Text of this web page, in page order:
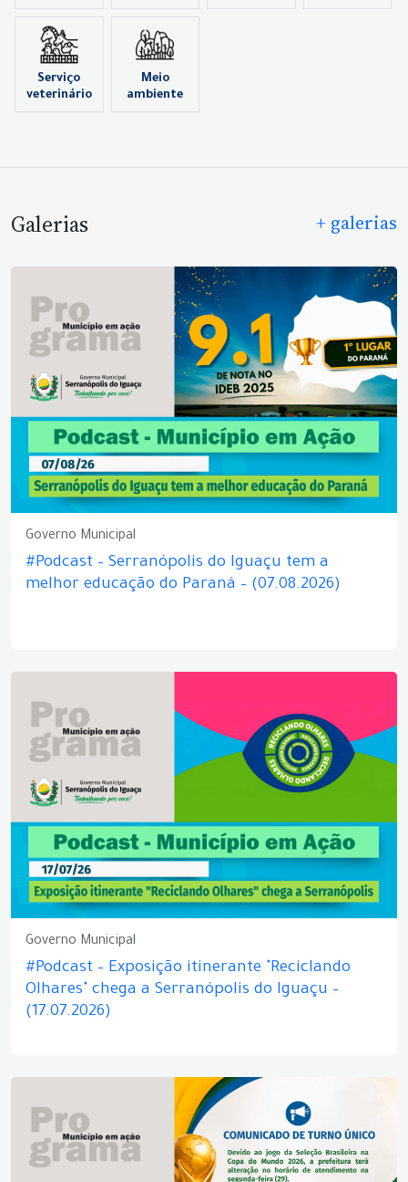
Serviço
veterinário
Meio
ambiente
Galerias + galerias
Governo Municipal
#Podcast – Serranópolis do Iguaçu tem a
melhor educação do Paraná – (07.08.2026)
Governo Municipal
#Podcast – Exposição itinerante "Reciclando
Olhares" chega a Serranópolis do Iguaçu –
(17.07.2026)